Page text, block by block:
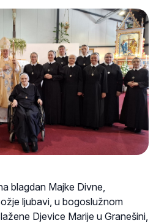
blagdan Majke Divne,
ljubavi, u bogoslužnom
Djevice Marije u Granešini,